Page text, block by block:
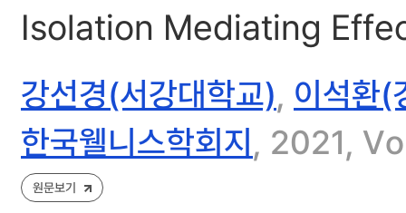
Isolation Mediating
강선경(서강대학교), 이석환(
한국웰니스학회지, 2021,
원문보기